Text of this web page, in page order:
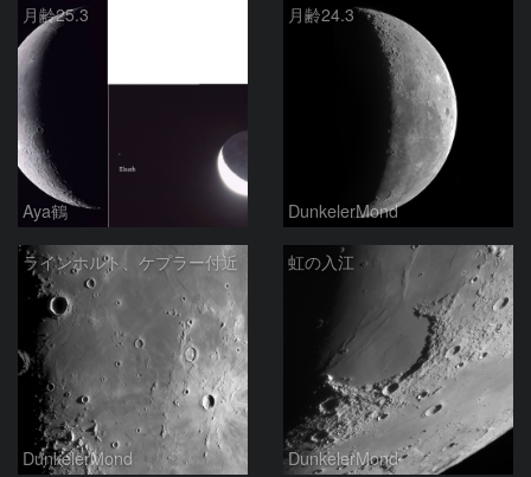
月齢25.3
Aya鶴
月齢24.3
DunkelerMond
ラインホルト、ケプラー付近
DunkelerMond
虹の入江
DunkelerMond